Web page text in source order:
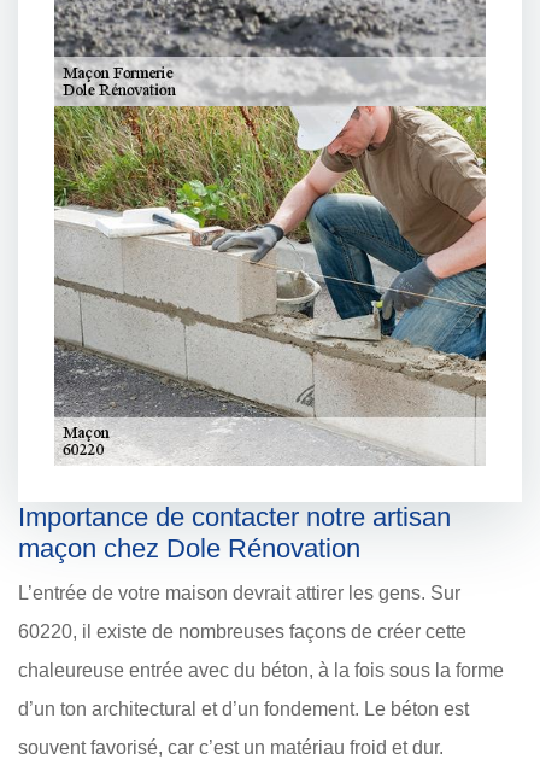
Importance de contacter notre artisan
maçon chez Dole Rénovation
L’entrée de votre maison devrait attirer les gens. Sur
60220, il existe de nombreuses façons de créer cette
chaleureuse entrée avec du béton, à la fois sous la forme
d’un ton architectural et d’un fondement. Le béton est
souvent favorisé, car c’est un matériau froid et dur.